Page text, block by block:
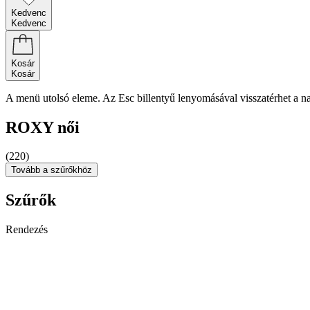
Kedvenc
Kedvenc
Kosár
Kosár
A menü utolsó eleme. Az Esc billentyű lenyomásával visszatérhet a
ROXY női
(220)
Tovább a szűrőkhöz
Szűrők
Rendezés